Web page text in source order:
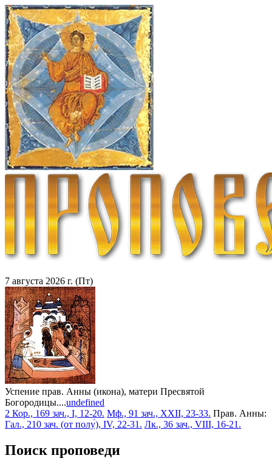
7 августа 2026 г. (Пт)
Успение прав. Анны (икона), матери Пресвятой
Богородицы....undefined
2 Кор., 169 зач., I, 12-20. Мф., 91 зач., XXII, 23-33. Прав. Анны:
Гал., 210 зач. (от полу́), IV, 22-31. Лк., 36 зач., VIII, 16-21.
Поиск проповеди